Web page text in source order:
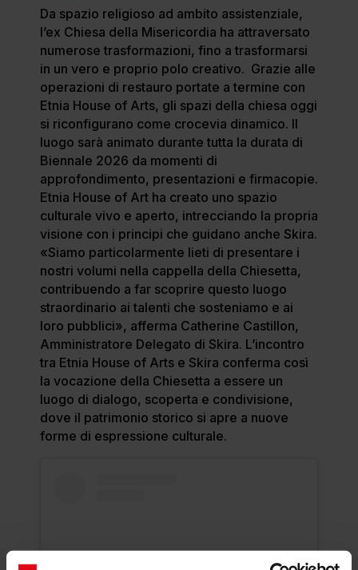
Da spazio religioso ad ambito assistenziale,
l’ex Chiesa della Misericordia ha attraversato
numerose trasformazioni, fino a trasformarsi
in un vero e proprio polo creativo. Grazie alle
operazioni di restauro portate a termine con
Etnia House of Arts, gli spazi della chiesa oggi
si riconfigurano come crocevia dinamico. Il
luogo sarà animato durante tutta la durata di
Biennale 2026 da momenti di
approfondimento, presentazioni e firmacopie.
Etnia House of Art ha creato uno spazio
culturale vivo e aperto, intrecciando la propria
visione con i principi che guidano anche Skira.
«Siamo particolarmente lieti di presentare i
nostri volumi nella cappella della Chiesetta,
contribuendo a far scoprire questo luogo
straordinario ai talenti che sosteniamo e ai
loro pubblici», afferma Catherine Castillon,
Amministratore Delegato di Skira. L’incontro
tra Etnia House of Arts e Skira conferma così
la vocazione della Chiesetta a essere un
luogo di dialogo, scoperta e condivisione,
dove il patrimonio storico si apre a nuove
forme di espressione culturale.